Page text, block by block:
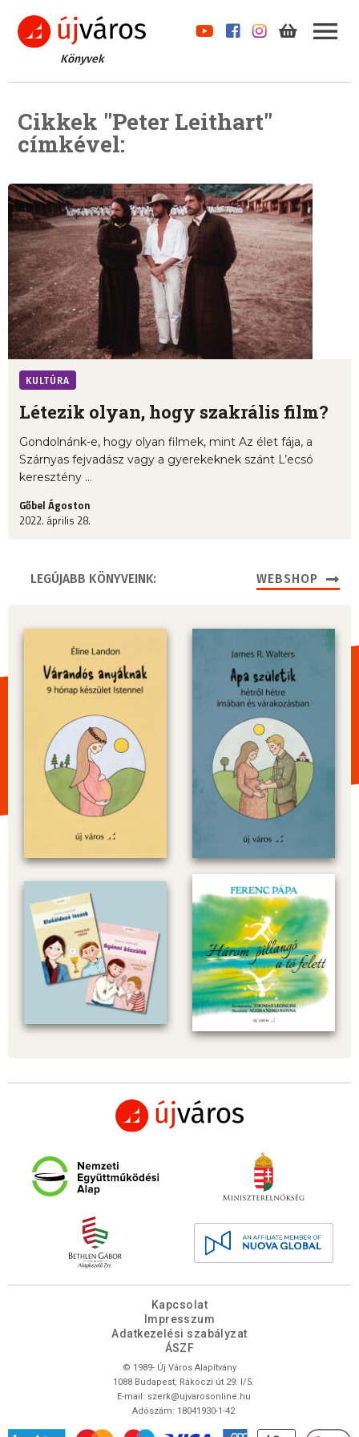
Könyvek
Cikkek "Peter Leithart"
címkével:
KULTÚRA
Létezik olyan, hogy szakrális film?
Gondolnánk-e, hogy olyan filmek, mint Az élet fája, a
Szárnyas fejvadász vagy a gyerekeknek szánt L’ecsó
keresztény ...
Gőbel Ágoston
2022. április 28.
LEGÚJABB KÖNYVEINK: WEBSHOP
Kapcsolat
Impresszum
Adatkezelési szabályzat
ÁSZF
© 1989- Új Város Alapítvány
1088 Budapest, Rákóczi út 29. I/5.
E-mail: szerk@ujvarosonline.hu
Adószám: 18041930-1-42